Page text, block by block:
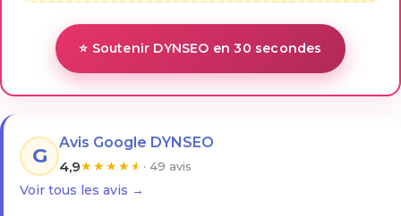
⭐ Soutenir DYNSEO en 30 secondes
G
Avis Google DYNSEO
4,9★★★★★ · 49 avis
Voir tous les avis →